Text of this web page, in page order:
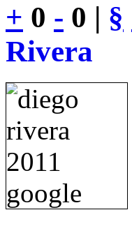
+ 0 - 0 | §
Rivera